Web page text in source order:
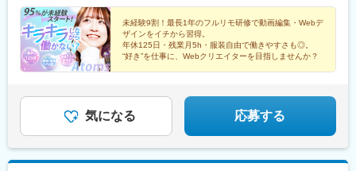
大船駅、橋本駅(神奈川県)、上大岡駅、中央林間駅、センター南
駅、川崎駅、幕張本郷駅、稲毛駅、千葉駅、新松戸駅、浦安駅(千
葉県)、北習志野駅、京成船橋駅、京成津田沼駅、新浦安駅、新鎌
ケ谷駅、市川駅、舞浜駅、初石駅、南流山駅、本八幡駅(都営線)、
船橋駅、西船橋駅、久喜駅、川口駅、南越谷駅、天下茶屋駅、伏
県)、国際センター駅、谷津駅、流山おおたかの森駅、藤沢駅、富
田駅(大阪府)、上牧駅(大阪府)、摂津富田駅、高槻駅、高槻市駅、
天王寺駅、新今宮駅、本町駅、江坂駅、弁天町駅、西九条駅、千
里中央駅(北大阪急行)、茨木駅、三国ケ丘駅(大阪府)、南森町駅、
森ノ宮駅、枚方市駅、豊橋駅、刈谷駅、星ケ丘駅(愛知県)、ＪＲ難
園駅(福岡県)、新大久保駅、仙台駅(地下鉄)、東宿郷駅、栄町駅(千
葉県)、大手町駅(東京都)、代々木駅、稲荷町駅(東京都)、高島町
駅、名鉄名古屋駅、大阪梅田駅(阪神線)
未経験9割！最長1年のフルリモ研修で動画編集・Webデ
ザインをイチから習得。
年休125日・残業月5h・服装自由で働きやすさも◎。
“好き”を仕事に、Webクリエイターを目指しませんか？
気になる 応募する